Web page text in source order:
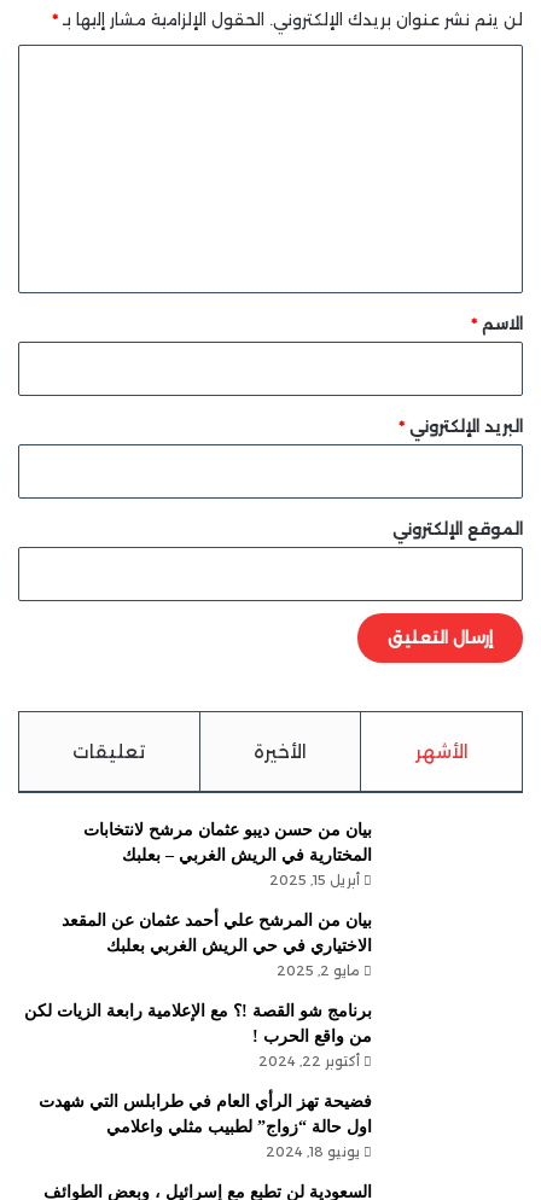
لن يتم نشر عنوان بريدك الإلكتروني. الحقول الإلزامية مشار إليها بـ *
*الاسم *
البريد الإلكتروني *
الموقع الإلكتروني
الأشهر الأخيرة تعليقات
بيان من حسن ديبو عثمان مرشح لانتخابات
المختارية في الريش الغربي – بعلبك
أبريل 15, 2025
بيان من المرشح علي أحمد عثمان عن المقعد
الاختياري في حي الريش الغربي بعلبك
مايو 2, 2025
برنامج شو القصة !؟ مع الإعلامية رابعة الزيات لكن
من واقع الحرب !
أكتوبر 22, 2024
فضيحة تهز الرأي العام في طرابلس التي شهدت
اول حالة “زواج” لطبيب مثلي واعلامي
يونيو 18, 2024
السعودية لن تطبع مع إسرائيل ، وبعض الطوائف